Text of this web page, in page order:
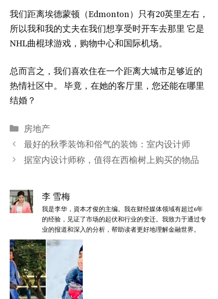
我们距离埃德蒙顿（Edmonton）只有20英里左右，
所以我和我的丈夫在我们想享受时开车去那里它是
NHL曲棍球游戏 ，购物中心和国际机场。
总而言之，我们喜欢住在一个距离大城市足够近的
热情社区中。 毕竟，在她的客厅里，您还能在哪里
结婚？
分
类
房地产
最好的秋季装饰和俗气的装饰：室内设计师
据室内设计师称，值得在西榆树上购买的物品
李 雪梅
我是李华，資本才俊的主编。我在财经媒体领域有超过6年
的经验，见证了市场的起伏和行业的变迁。我致力于通过专
业的报道和深入的分析，帮助读者更好地理解金融世界。